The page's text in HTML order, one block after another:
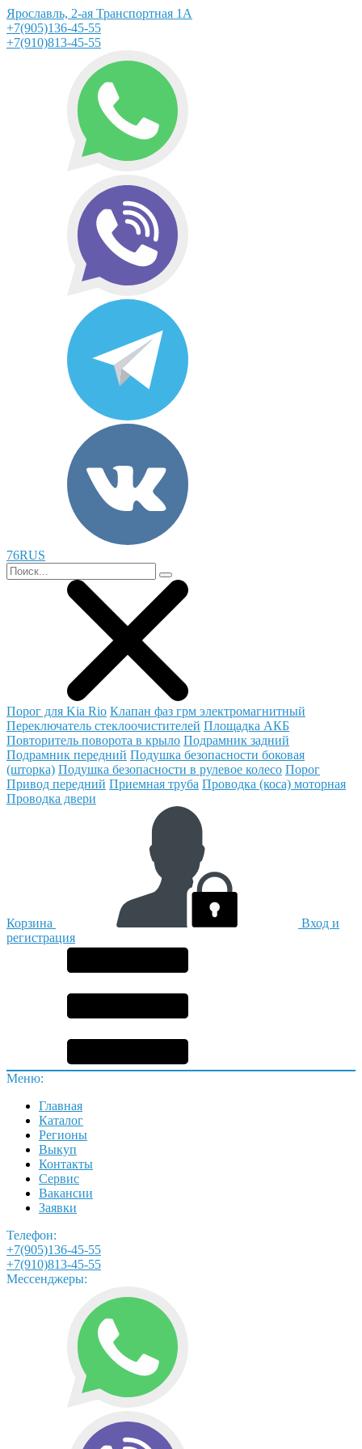
Ярославль, 2-ая Транспортная 1А
+7(905)136-45-55
+7(910)813-45-55
76RUS
Порог для Kia Rio Клапан фаз грм электромагнитный
Переключатель стеклоочистителей Площадка АКБ
Повторитель поворота в крыло Подрамник задний
Подрамник передний Подушка безопасности боковая
(шторка) Подушка безопасности в рулевое колесо Порог
Привод передний Приемная труба Проводка (коса) моторная
Проводка двери
Корзина
Вход и
регистрация
Меню:
Главная
Каталог
Регионы
Выкуп
Контакты
Сервис
Вакансии
Заявки
Телефон:
+7(905)136-45-55
+7(910)813-45-55
Мессенджеры: